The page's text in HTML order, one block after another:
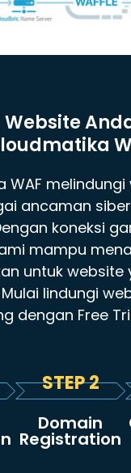
Website
WAF
ancaman
koneksi
mampu
untuk website
lindungi
dengan Free
STEP 2
Domain
Registration